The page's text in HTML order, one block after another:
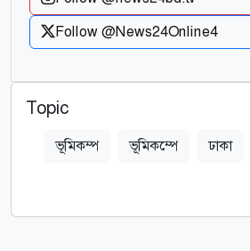
Follow @News24Online4
Topic
ভূমিকম্প ভূমিকম্পে ঢাকা